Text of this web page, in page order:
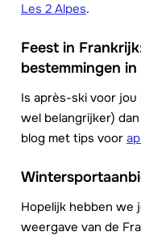
Les 2 Alpes.
Feest in
bestemmingen
Is après-ski voor
wel belangrijker)
blog met tips voor
Hopelijk hebben we
weergave van de